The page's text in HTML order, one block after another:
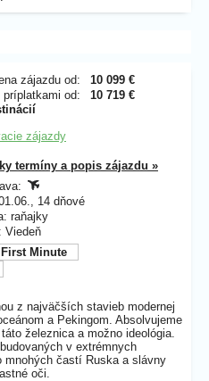
zájazdu od:
10 099 €
príplatkami od:
10 719 €
zájazdy
termíny a popis zájazdu »
14 dňové
raňajky
Viedeň
First Minute
z najväčších stavieb modernej
a Pekingom. Absolvujeme
železnica a možno ideológia.
v extrémnych
mnohých častí Ruska a slávny
oči.